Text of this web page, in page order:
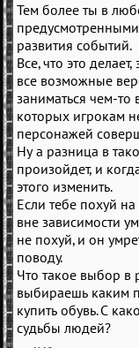
Тем более ты в
развития событий.
Все, что это
все возможные
заниматься чем-то
которых игрокам
персонажей
Ну а разница в
произойдет, и
этого изменить.
Если тебе похуй
вне зависимости
не похуй, и он
поводу.
Что такое выбор в
выбираешь каким
купить обувь. С
судьбы людей?